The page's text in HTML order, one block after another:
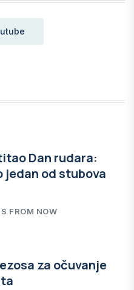
Dan rudara:
jedan od stubova
FROM NOW
za očuvanje